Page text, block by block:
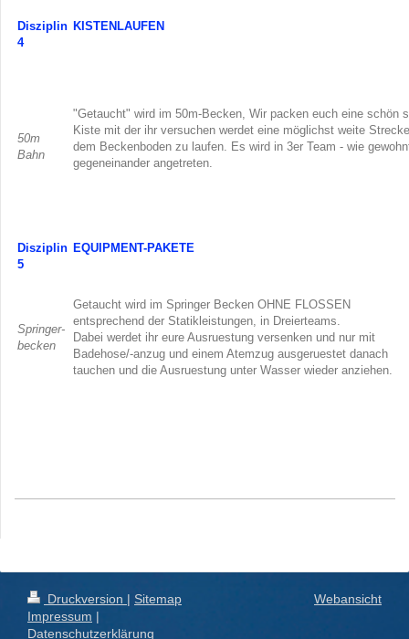
Disziplin
4
KISTENLAUFEN
50m
Bahn
"Getaucht" wird im 50m-Becken, Wir packen euch eine schön
Kiste mit der ihr versuchen werdet eine möglichst weite
dem Beckenboden zu laufen. Es wird in 3er Team - wie
gegeneinander angetreten.
Disziplin
5
EQUIPMENT-PAKETE
Springer-
becken
Getaucht wird im Springer Becken OHNE FLOSSEN
entsprechend der Statikleistungen, in Dreierteams.
Dabei werdet ihr eure Ausruestung versenken und nur mit
Badehose/-anzug und einem Atemzug ausgeruestet danach
tauchen und die Ausruestung unter Wasser wieder anziehen.
Druckversion | Sitemap
Impressum |
Datenschutzerklärung
Webansicht